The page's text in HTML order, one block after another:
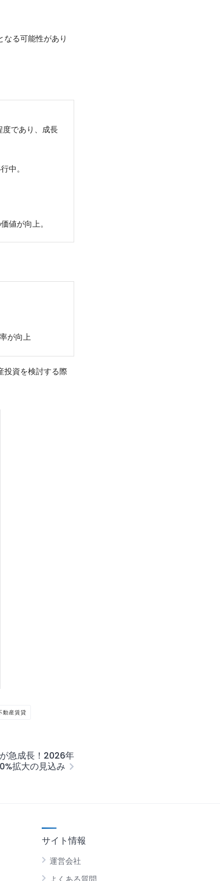
なる可能性があり
であり、成長
中。
値が向上。
が向上
投資を検討する際
動産賃貸
急成長！2026年
拡大の見込み
サイト情報
運営会社
よくある質問